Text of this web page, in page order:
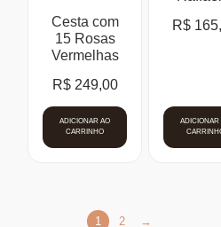
Cesta com
15 Rosas
Vermelhas
R$249,00
ADICIONAR AO
CARRINHO
R$
ADICIONAR
1 2 →